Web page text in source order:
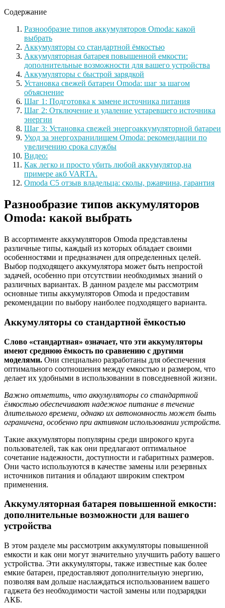
Содержание
Разнообразие типов аккумуляторов Omoda: какой
выбрать
Аккумуляторы со стандартной ёмкостью
Аккумуляторная батарея повышенной емкости:
дополнительные возможности для вашего устройства
Аккумуляторы с быстрой зарядкой
Установка свежей батареи Omoda: шаг за шагом
объяснение
Шаг 1: Подготовка к замене источника питания
Шаг 2: Отключение и удаление устаревшего источника
энергии
Шаг 3: Установка свежей энергоаккумуляторной батареи
Уход за энергохранилищем Omoda: рекомендации по
увеличению срока службы
Видео:
Как легко и просто убить любой аккумулятор,на
примере акб VARTA.
Omoda C5 отзыв владельца: сколы, ржавчина, гарантия
Разнообразие типов аккумуляторов
Omoda: какой выбрать
В ассортименте аккумуляторов Omoda представлены
различные типы, каждый из которых обладает своими
особенностями и предназначен для определенных целей.
Выбор подходящего аккумулятора может быть непростой
задачей, особенно при отсутствии необходимых знаний о
различных вариантах. В данном разделе мы рассмотрим
основные типы аккумуляторов Omoda и предоставим
рекомендации по выбору наиболее подходящего варианта.
Аккумуляторы со стандартной ёмкостью
Слово «стандартная» означает, что эти аккумуляторы
имеют среднюю ёмкость по сравнению с другими
моделями. Они специально разработаны для обеспечения
оптимального соотношения между емкостью и размером, что
делает их удобными в использовании в повседневной жизни.
Важно отметить, что аккумуляторы со стандартной
ёмкостью обеспечивают надежное питание в течение
длительного времени, однако их автономность может быть
ограничена, особенно при активном использовании устройств.
Такие аккумуляторы популярны среди широкого круга
пользователей, так как они предлагают оптимальное
сочетание надежности, доступности и габаритных размеров.
Они часто используются в качестве замены или резервных
источников питания и обладают широким спектром
применения.
Аккумуляторная батарея повышенной емкости:
дополнительные возможности для вашего
устройства
В этом разделе мы рассмотрим аккумуляторы повышенной
емкости и как они могут значительно улучшить работу вашего
устройства. Эти аккумуляторы, также известные как более
емкие батареи, предоставляют дополнительную энергию,
позволяя вам дольше наслаждаться использованием вашего
гаджета без необходимости частой замены или подзарядки
АКБ.